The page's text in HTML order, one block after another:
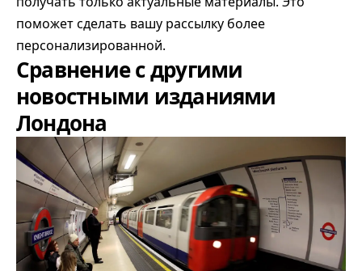
поможет сделать вашу рассылку более
персонализированной.
Сравнение с другими
новостными изданиями
Лондона